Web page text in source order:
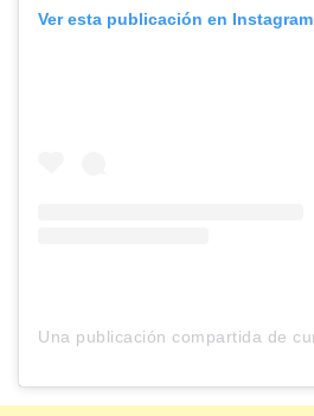
Ver esta publicación en Instagram